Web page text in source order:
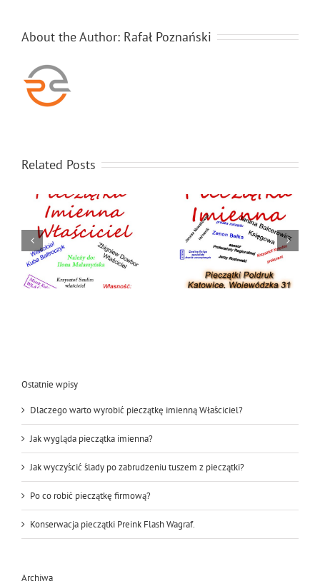
About the Author: Rafał Poznański
Related Posts
Ostatnie wpisy
Dlaczego warto wyrobić pieczątkę imienną Właściciel?
Jak wygląda pieczątka imienna?
Jak wyczyścić ślady po zabrudzeniu tuszem z pieczątki?
Po co robić pieczątkę firmową?
Konserwacja pieczątki Preink Flash Wagraf.
Archiwa